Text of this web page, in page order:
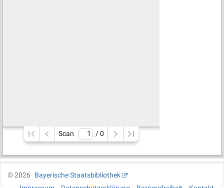
Scan / 0
©2026
Bayerische Staatsbibliothek